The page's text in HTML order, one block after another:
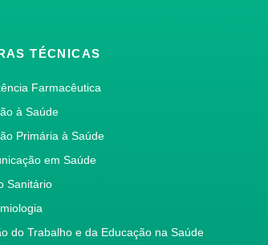
TÉCNICAS
Farmacêutica
à Saúde
Primária à Saúde
em Saúde
Sanitário
do Trabalho e da Educação na Saúde